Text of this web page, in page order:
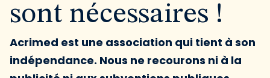
sont nécessaires !
Acrimed est une association qui tient à son
indépendance. Nous ne recourons ni à la